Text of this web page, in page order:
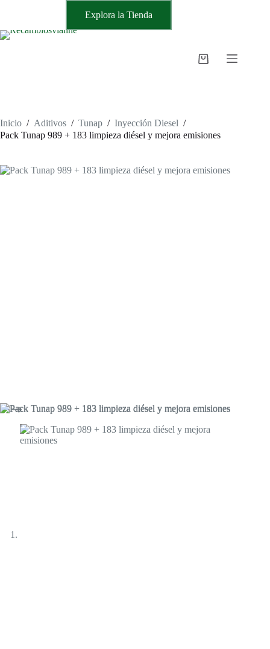
Explora la Tienda
Carro
Inicio / Aditivos / Tunap / Inyección Diesel /
Pack Tunap 989 + 183 limpieza diésel y mejora emisiones